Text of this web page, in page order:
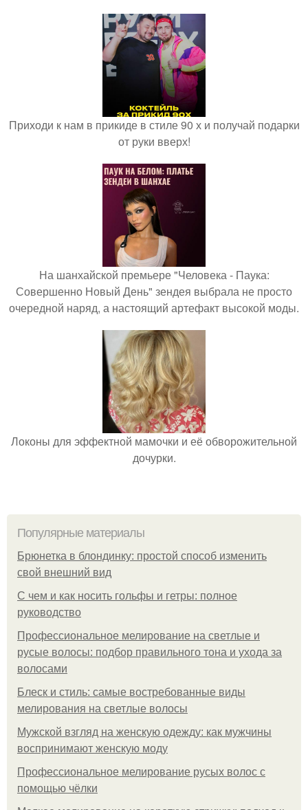
Приходи к нам в прикиде в стиле 90 х и получай подарки
от руки вверх!
На шанхайской премьере "Человека - Паука:
Совершенно Новый День" зендея выбрала не просто
очередной наряд, а настоящий артефакт высокой моды.
Локоны для эффектной мамочки и её обворожительной
дочурки.
Популярные материалы
Брюнетка в блондинку: простой способ изменить
свой внешний вид
С чем и как носить гольфы и гетры: полное
руководство
Профессиональное мелирование на светлые и
русые волосы: подбор правильного тона и ухода за
волосами
Блеск и стиль: самые востребованные виды
мелирования на светлые волосы
Мужской взгляд на женскую одежду: как мужчины
воспринимают женскую моду
Профессиональное мелирование русых волос с
помощью чёлки